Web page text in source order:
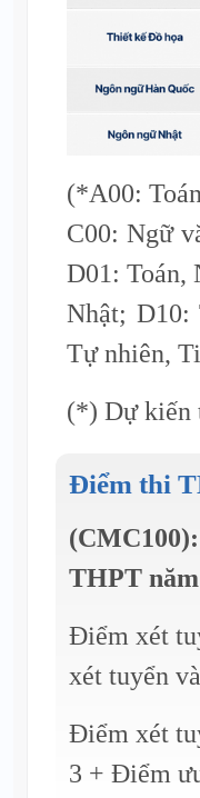
(*A00:
C00: Ngữ
D01: Toán,
Nhật; D10:
Tự nhiên,
(*) Dự kiến
Điểm thi
THPT
Điểm xét
xét tuyển
Điểm xét
3 + Điểm